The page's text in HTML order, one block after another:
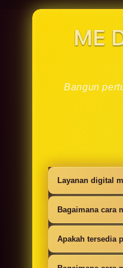
in
modal
ME
Bangun
Layanan digital
Kami
campaign.
Bagaimana cara
Setiap
Apakah tersedia
Ya, tersedia